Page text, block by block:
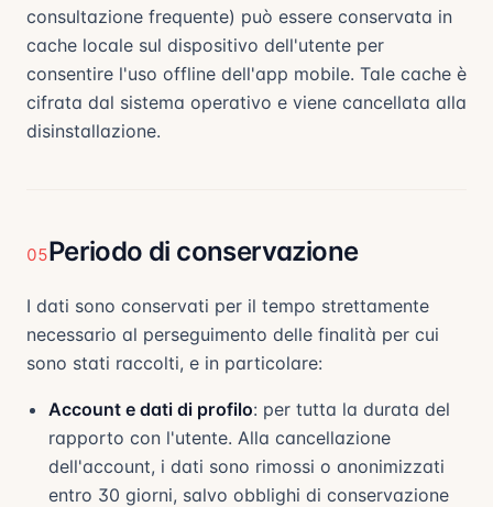
consultazione frequente) può essere conservata in
cache locale sul dispositivo dell'utente per
consentire l'uso offline dell'app mobile. Tale cache è
cifrata dal sistema operativo e viene cancellata alla
disinstallazione.
05Periodo di conservazione
I dati sono conservati per il tempo strettamente
necessario al perseguimento delle finalità per cui
sono stati raccolti, e in particolare:
Account e dati di profilo: per tutta la durata del
rapporto con l'utente. Alla cancellazione
dell'account, i dati sono rimossi o anonimizzati
entro 30 giorni, salvo obblighi di conservazione